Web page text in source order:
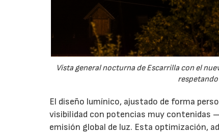
Vista general nocturna de Escarrilla con el
El diseño lumínico, ajustado de forma
visibilidad con potencias muy contenidas
emisión global de luz. Esta optimización,